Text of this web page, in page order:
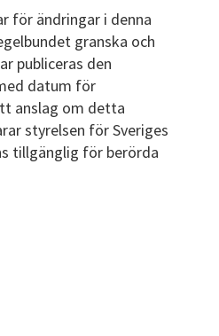
för ändringar i denna
granska och
publiceras den
datum för
anslag om detta
styrelsen för Sveriges
tillgänglig för berörda